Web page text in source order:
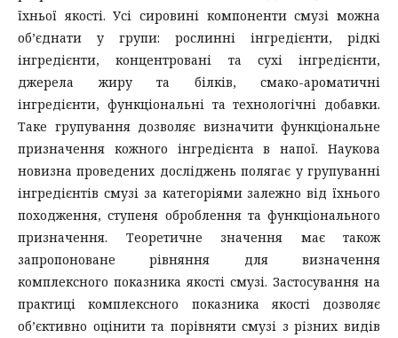
їхньої якості. Усі сировині компоненти смузі можна
об’єднати у групи: рослинні інгредієнти, рідкі
інгредієнти, концентровані та сухі інгредієнти,
джерела жиру та білків, смако-ароматичні
інгредієнти, функціональні та технологічні добавки.
Таке групування дозволяє визначити функціональне
призначення кожного інгредієнта в напої. Наукова
новизна проведених досліджень полягає у групуванні
інгредієнтів смузі за категоріями залежно від їхнього
походження, ступеня оброблення та функціонального
призначення. Теоретичне значення має також
запропоноване рівняння для визначення
комплексного показника якості смузі. Застосування на
практиці комплексного показника якості дозволяє
об’єктивно оцінити та порівняти смузі з різних видів